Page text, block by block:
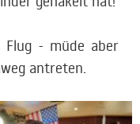
Flug - müde aber
antreten.